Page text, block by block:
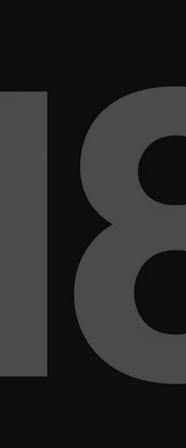
которые посещали сайт. Адрес:
г. Москва,
проспект, д. 39, стр. 79, БЦ
поручаем обработку данных
сеть (Yandex Mobile Ads,
показа контекстной рекламы.
AG, Werftestrasse 4, CH-
показа контекстной
компанией Google
House Barrow Street Dublin 4,